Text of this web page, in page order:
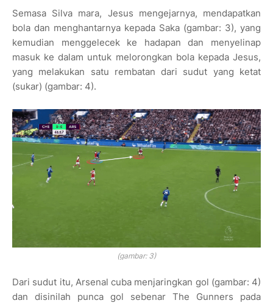
Semasa Silva mara, Jesus mengejarnya, mendapatkan
bola dan menghantarnya kepada Saka (gambar: 3), yang
kemudian menggelecek ke hadapan dan menyelinap
masuk ke dalam untuk melorongkan bola kepada Jesus,
yang melakukan satu rembatan dari sudut yang ketat
(sukar) (gambar: 4).
(gambar: 3)
Dari sudut itu, Arsenal cuba menjaringkan gol (gambar: 4)
dan disinilah punca gol sebenar The Gunners pada